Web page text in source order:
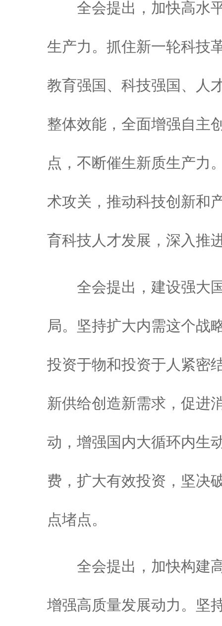
全会提出，加快高水平
生产力。抓住新一轮科技
教育强国、科技强国、人
整体效能，全面增强自主
点，不断催生新质生产力
术攻关，推动科技创新和
育科技人才发展，深入推
全会提出，建设强大国
局。坚持扩大内需这个战
投资于物和投资于人紧密
新供给创造新需求，促进
动，增强国内大循环内生
费，扩大有效投资，坚决
点堵点。
全会提出，加快构建高
增强高质量发展动力。坚